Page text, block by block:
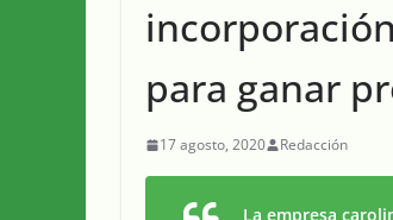
para ganar
17 agosto, 2020 Redacción
La empresa